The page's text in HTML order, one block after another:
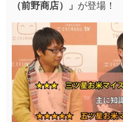
（前野商店）」 が登場！